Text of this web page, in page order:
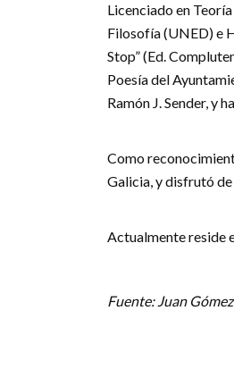
Licenciado en
Filosofía (UNED) e
Stop” (Ed.
Poesía del
Ramón J. Sender, y
Como
Galicia, y disfrutó
Actualmente reside
Fuente: Juan